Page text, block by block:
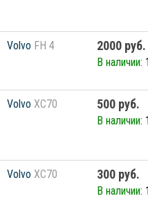
Volvo FH 4 2000 руб.
В наличии:
Volvo XC70 500 руб.
В наличии:
Volvo XC70 300 руб.
В наличии: